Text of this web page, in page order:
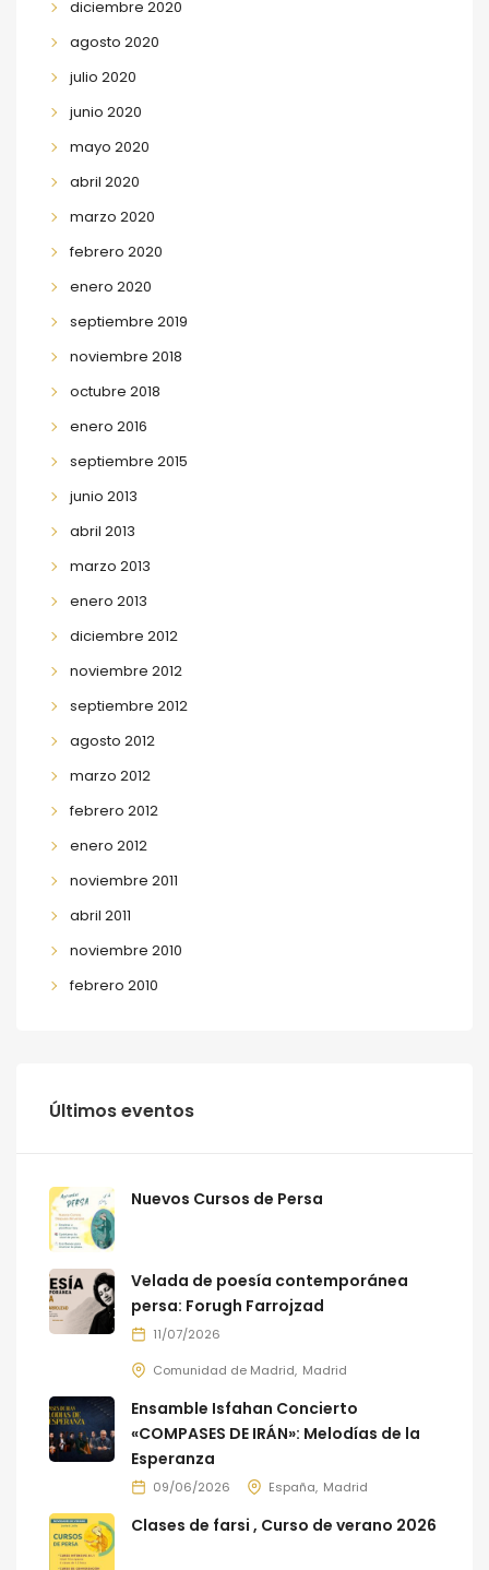
diciembre 2020
agosto 2020
julio 2020
junio 2020
mayo 2020
abril 2020
marzo 2020
febrero 2020
enero 2020
septiembre 2019
noviembre 2018
octubre 2018
enero 2016
septiembre 2015
junio 2013
abril 2013
marzo 2013
enero 2013
diciembre 2012
noviembre 2012
septiembre 2012
agosto 2012
marzo 2012
febrero 2012
enero 2012
noviembre 2011
abril 2011
noviembre 2010
febrero 2010
Últimos eventos
Nuevos Cursos de Persa
Velada de poesía contemporánea
persa: Forugh Farrojzad
11/07/2026
Comunidad de Madrid Madrid
Ensamble Isfahan Concierto
«COMPASES DE IRÁN»: Melodías de la
Esperanza
09/06/2026 España Madrid
Clases de farsi , Curso de verano 2026